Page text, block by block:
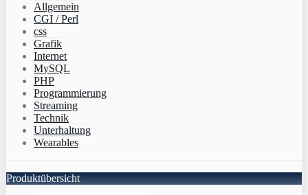
Allgemein
CGI / Perl
css
Grafik
Internet
MySQL
PHP
Programmierung
Streaming
Technik
Unterhaltung
Wearables
Produktübersicht